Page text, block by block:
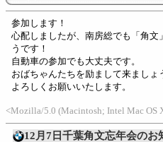
参加します！
心配しましたが、南房総でも「角
うです！
自動車の参加でも大丈夫です。
おばちゃんたちを励まして来ましょ
よろしくお願いいたします。
<Mozilla/5.0 (Macintosh; Intel Mac OS
12月7日千葉角文忘年会のお